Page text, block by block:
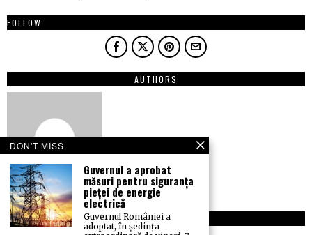
FOLLOW
AUTHORS
NEWSLETTER
DON'T MISS
Guvernul a aprobat
măsuri pentru siguranța
pieței de energie
electrică
Guvernul României a
adoptat, în ședința